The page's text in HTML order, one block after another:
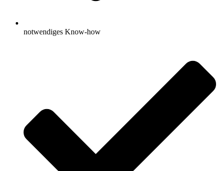
notwendiges Know-how